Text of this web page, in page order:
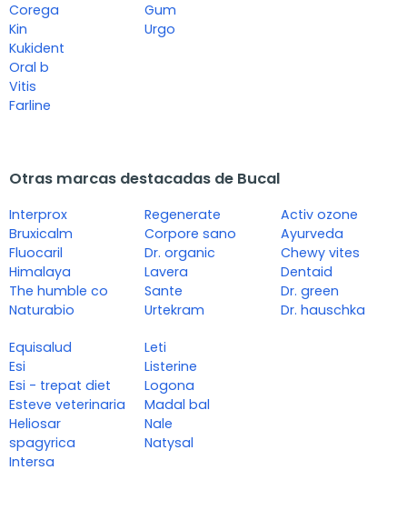
Corega
Kin
Kukident
Oral b
Vitis
Farline
Gum
Urgo
Otras marcas destacadas de Bucal
Interprox
Bruxicalm
Fluocaril
Himalaya
The humble co
Naturabio
Regenerate
Corpore sano
Dr. organic
Lavera
Sante
Urtekram
Activ ozone
Ayurveda
Chewy vites
Dentaid
Dr. green
Dr. hauschka
Equisalud
Esi
Esi - trepat diet
Esteve veterinaria
Heliosar
spagyrica
Intersa
Leti
Listerine
Logona
Madal bal
Nale
Natysal